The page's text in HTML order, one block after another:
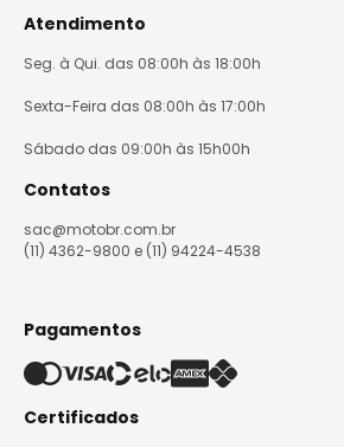
Atendimento
Seg. à Qui. das 08:00h às 18:00h
Sexta-Feira das 08:00h às 17:00h
Sábado das 09:00h às 15h00h
Contatos
sac@motobr.com.br
(11) 4362-9800 e (11) 94224-4538
Pagamentos
Certificados